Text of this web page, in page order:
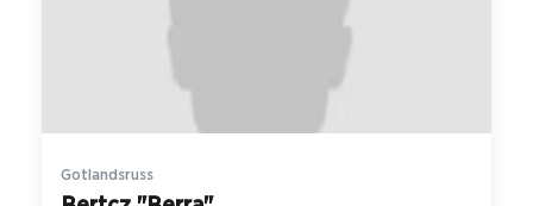
Gotlandsruss